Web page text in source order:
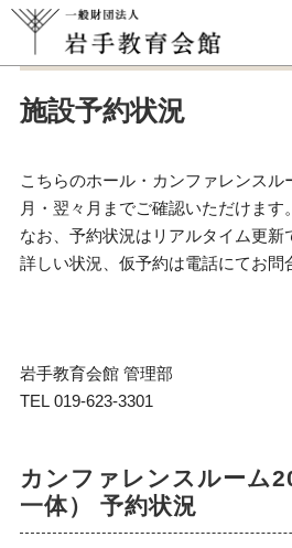
施設予約状況
こちらのホール・カンファレンスル
月・翌々月までご確認いただけます。
なお、予約状況はリアルタイム更新
詳しい状況、仮予約は電話にてお問
岩手教育会館 管理部
TEL 019-623-3301
カンファレンスルーム
一体） 予約状況